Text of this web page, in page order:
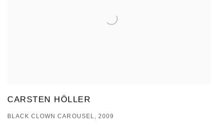
CARSTEN HÖLLER
BLACK CLOWN CAROUSEL, 2009